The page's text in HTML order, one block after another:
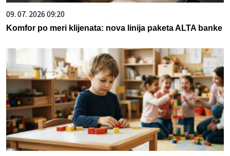
09. 07. 2026 09:20
Komfor po meri klijenata: nova linija paketa ALTA banke